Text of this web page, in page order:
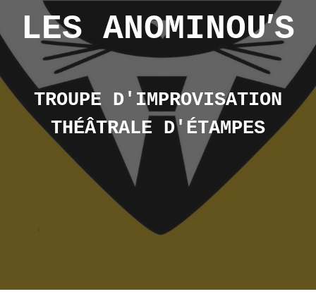
LES ANOMINOU'S
TROUPE D'IMPROVISATION
THÉÂTRALE D'ÉTAMPES